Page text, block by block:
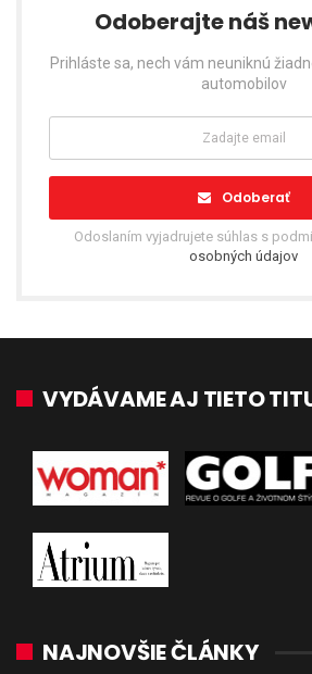
Odoberajte náš
Prihláste sa, nech vám neuniknú
automobilov
Odoberať
Odoslaním vyjadrujete súhlas s
osobných údajov
VYDÁVAME AJ TIETO
NAJNOVŠIE ČLÁNKY